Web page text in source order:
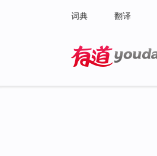
词典 翻译